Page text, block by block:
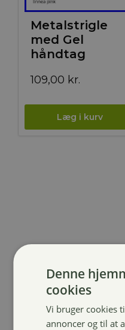
Metalstrigle
med Gel
håndtag
109,00 kr.
Denne
cookies
Vi bruger cookies
annoncer og til at